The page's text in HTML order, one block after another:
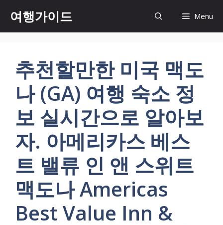
츠
여행가이드 Menu
추천할만한 미국 맥도
나 (GA) 여행 숙소 정
보 실시간으로 알아보
자. 아메리카스 베스
트 밸류 인 앤 스위트
맥도나 Americas
Best Value Inn &